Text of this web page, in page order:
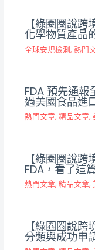
【綠圈圈說
化學物質產品
全球安規檢測, 熱門
FDA 預先通報
過美國食品進
熱門文章, 精品文章,
【綠圈圈說
FDA，看了這
熱門文章, 精品文章,
【綠圈圈說
分類與成功申